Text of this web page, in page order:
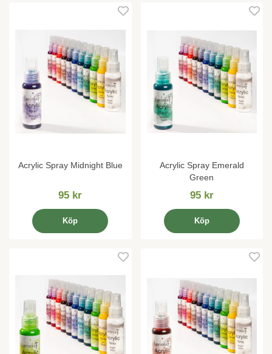
Acrylic Spray Midnight Blue
95 kr
Köp
Acrylic Spray Emerald
Green
95 kr
Köp